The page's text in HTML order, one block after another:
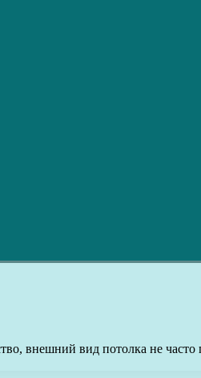
внешний вид потолка не